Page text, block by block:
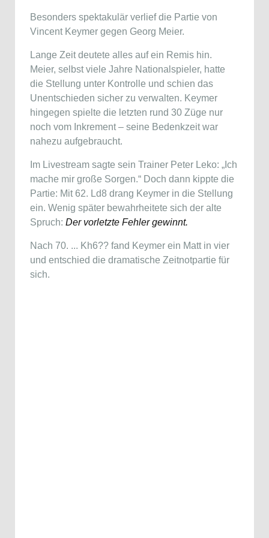
Besonders spektakulär verlief die Partie von
Vincent Keymer gegen Georg Meier.
Lange Zeit deutete alles auf ein Remis hin.
Meier, selbst viele Jahre Nationalspieler, hatte
die Stellung unter Kontrolle und schien das
Unentschieden sicher zu verwalten. Keymer
hingegen spielte die letzten rund 30 Züge nur
noch vom Inkrement – seine Bedenkzeit war
nahezu aufgebraucht.
Im Livestream sagte sein Trainer Peter Leko: „Ich
mache mir große Sorgen.“ Doch dann kippte die
Partie: Mit 62. Ld8 drang Keymer in die Stellung
ein. Wenig später bewahrheitete sich der alte
Spruch: Der vorletzte Fehler gewinnt.
Nach 70. ... Kh6?? fand Keymer ein Matt in vier
und entschied die dramatische Zeitnotpartie für
sich.